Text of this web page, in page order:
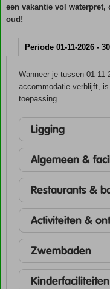
een vakantie vol
oud!
Periode 01-11-2026 -
Wanneer je tussen 01-
accommodatie verblijft,
toepassing.
Ligging
Algemeen &
Restaurants &
Activiteiten &
Zwembaden
Kinderfaciliteiten